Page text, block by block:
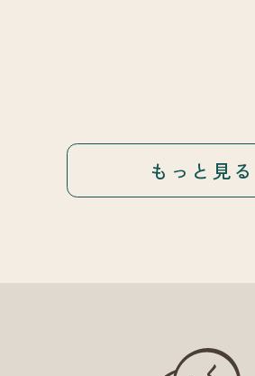
もっと見る